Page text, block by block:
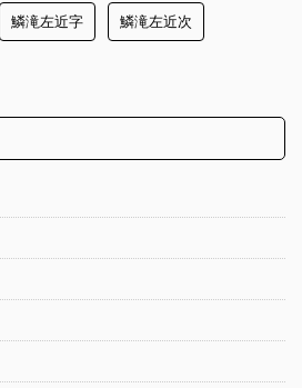
鱗滝左近字 鱗滝左近次